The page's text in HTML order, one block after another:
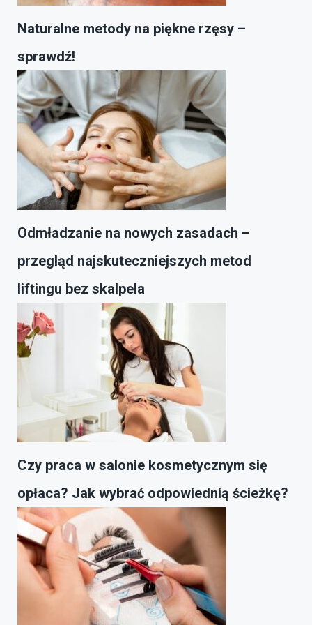
Naturalne metody na piękne rzęsy –
sprawdź!
Odmładzanie na nowych zasadach –
przegląd najskuteczniejszych metod
liftingu bez skalpela
Czy praca w salonie kosmetycznym się
opłaca? Jak wybrać odpowiednią ścieżkę?